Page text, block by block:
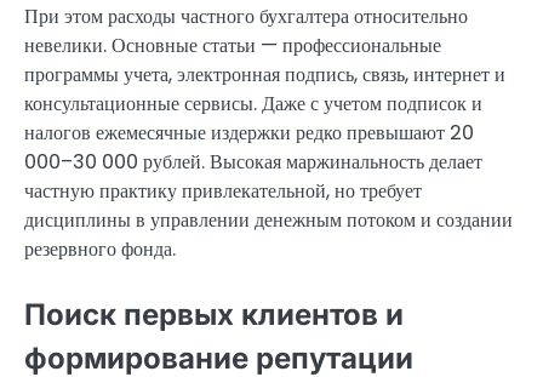
При этом расходы частного бухгалтера относительно
невелики. Основные статьи — профессиональные
программы учета, электронная подпись, связь, интернет и
консультационные сервисы. Даже с учетом подписок и
налогов ежемесячные издержки редко превышают 20
000–30 000 рублей. Высокая маржинальность делает
частную практику привлекательной, но требует
дисциплины в управлении денежным потоком и создании
резервного фонда.
Поиск первых клиентов и
формирование репутации